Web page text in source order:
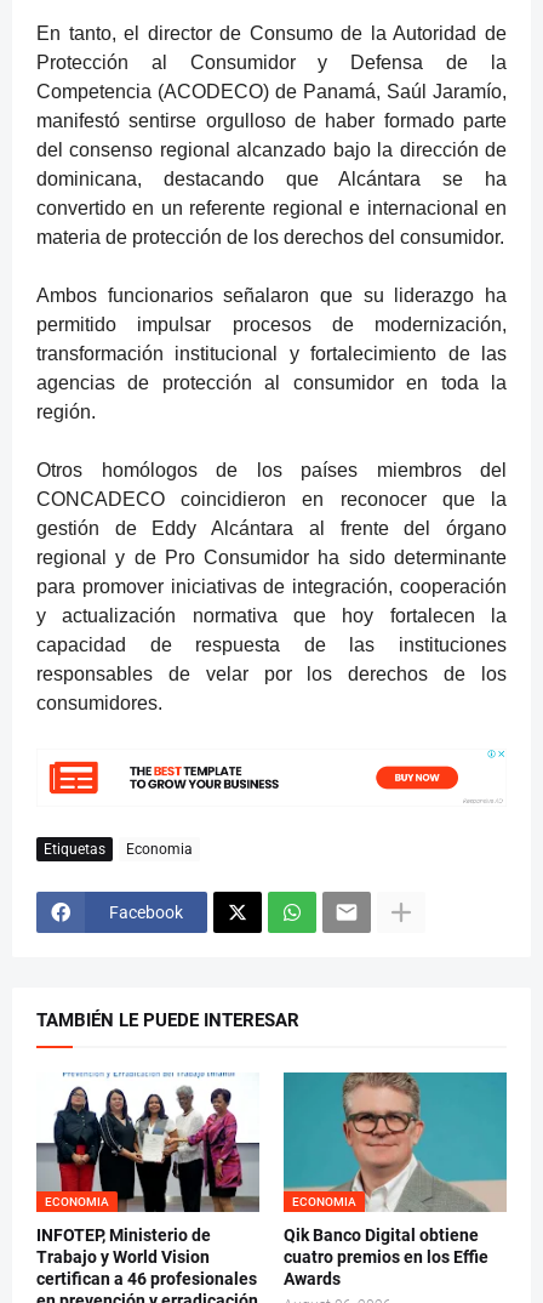
En tanto, el director de Consumo de la Autoridad de
Protección al Consumidor y Defensa de la
Competencia (ACODECO) de Panamá, Saúl Jaramío,
manifestó sentirse orgulloso de haber formado parte
del consenso regional alcanzado bajo la dirección de
dominicana, destacando que Alcántara se ha
convertido en un referente regional e internacional en
materia de protección de los derechos del consumidor.
Ambos funcionarios señalaron que su liderazgo ha
permitido impulsar procesos de modernización,
transformación institucional y fortalecimiento de las
agencias de protección al consumidor en toda la
región.
Otros homólogos de los países miembros del
CONCADECO coincidieron en reconocer que la
gestión de Eddy Alcántara al frente del órgano
regional y de Pro Consumidor ha sido determinante
para promover iniciativas de integración, cooperación
y actualización normativa que hoy fortalecen la
capacidad de respuesta de las instituciones
responsables de velar por los derechos de los
consumidores.
Etiquetas Economia
Facebook
TAMBIÉN LE PUEDE INTERESAR
ECONOMIA
INFOTEP, Ministerio de
Trabajo y World Vision
certifican a 46 profesionales
ECONOMIA
Qik Banco Digital obtiene
cuatro premios en los Effie
Awards